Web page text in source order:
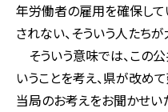
年労働者の雇用を確保して
されない、そういう人たち
そういう意味では、この
いうことを考え、県が改め
当局のお考えをお聞かせい